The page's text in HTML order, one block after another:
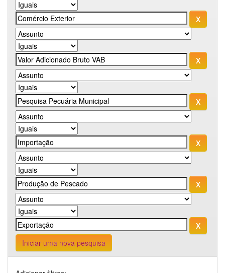
Iniciar uma nova pesquisa